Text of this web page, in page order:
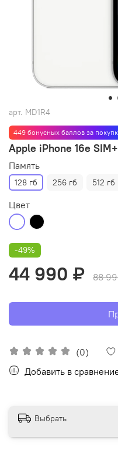
арт. MD1R4
449 бонусных баллов за
Apple iPhone 16e
Память
128 гб 256 гб 512 гб
Цвет
(0)
Добавить в
-49%
44 990 ₽ 88
Выбрать